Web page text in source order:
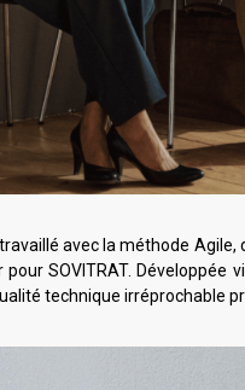
avec la méthode
SOVITRAT. Développée
technique irréprochable